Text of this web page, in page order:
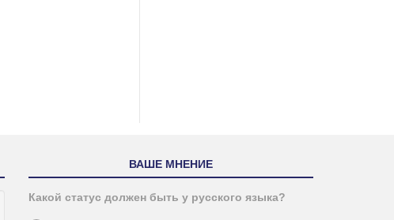
ВАШЕ МНЕНИЕ
Какой статус должен быть у русского языка?